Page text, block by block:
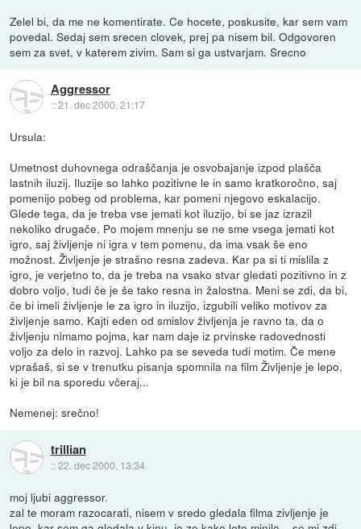
Zelel bi, da me ne komentirate. Ce hocete, poskusite, kar sem vam
povedal. Sedaj sem srecen clovek, prej pa nisem bil. Odgovoren
sem za svet, v katerem zivim. Sam si ga ustvarjam. Srecno
Aggressor
::21. dec 2000, 21:17
Ursula:
Umetnost duhovnega odraščanja je osvobajanje izpod plašča
lastnih iluzij. Iluzije so lahko pozitivne le in samo kratkoročno, saj
pomenijo pobeg od problema, kar pomeni njegovo eskalacijo.
Glede tega, da je treba vse jemati kot iluzijo, bi se jaz izrazil
nekoliko drugače. Po mojem mnenju se ne sme vsega jemati kot
igro, saj življenje ni igra v tem pomenu, da ima vsak še eno
možnost. Življenje je strašno resna zadeva. Kar pa si ti mislila z
igro, je verjetno to, da je treba na vsako stvar gledati pozitivno in z
dobro voljo, tudi če je še tako resna in žalostna. Meni se zdi, da bi,
če bi imeli življenje le za igro in iluzijo, izgubili veliko motivov za
življenje samo. Kajti eden od smislov življenja je ravno ta, da o
življenju nimamo pojma, kar nam daje iz prvinske radovednosti
voljo za delo in razvoj. Lahko pa se seveda tudi motim. Če mene
vprašaš, si se v trenutku pisanja spomnila na film Življenje je lepo,
ki je bil na sporedu včeraj...
Nemenej: srečno!
trillian
::22. dec 2000, 13:34
moj ljubi aggressor.
zal te moram razocarati, nisem v sredo gledala filma zivljenje je